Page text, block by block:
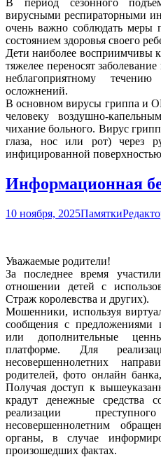
вирусными респираторными
очень важно соблюдать меры
состоянием здоровья своего
Дети наиболее восприимчивы
тяжелее переносят
неблагоприятному
осложнений.
В основном вирусы гриппа и
человеку воздушно-
чихание больного. Вирус
глаза, нос или рот) через
инфицированной
Информационная
10 ноября, 2025Памятки
Уважаемые родители!
За последнее время
отношении детей с
Страж королевства и других).
Мошенники, используя
сообщения с предложениями
или дополнительные
платформе. Для
несовершеннолетних
родителей, фото онлайн
Получая доступ к
крадут денежные средства
реализации
несовершеннолетним
органы, в случае
произошедших фактах.